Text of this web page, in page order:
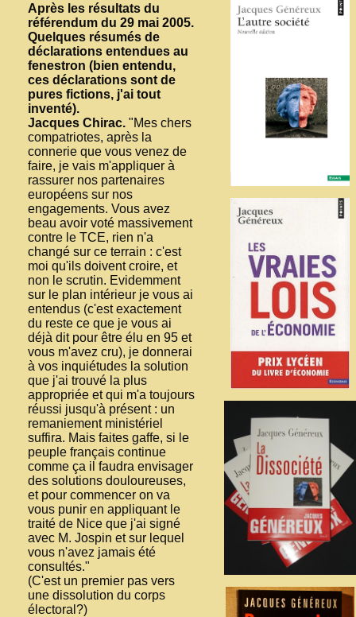
Après les résultats du
référendum du 29 mai 2005.
Quelques résumés de
déclarations entendues au
fenestron (bien entendu,
ces déclarations sont de
pures fictions, j'ai tout
inventé).
Jacques Chirac. "Mes chers
compatriotes, après la
connerie que vous venez de
faire, je vais m'appliquer à
rassurer nos partenaires
européens sur nos
engagements. Vous avez
beau avoir voté massivement
contre le TCE, rien n'a
changé sur ce terrain : c'est
moi qu'ils doivent croire, et
non le scrutin. Evidemment
sur le plan intérieur je vous ai
entendus (c'est exactement
du reste ce que je vous ai
déjà dit pour être élu en 95 et
vous m'avez cru), je donnerai
à vos inquiétudes la solution
que j'ai trouvé la plus
appropriée et qui m'a toujours
réussi jusqu'à présent : un
remaniement ministériel
suffira. Mais faites gaffe, si le
peuple français continue
comme ça il faudra envisager
des solutions douloureuses,
et pour commencer on va
vous punir en appliquant le
traité de Nice que j'ai signé
avec M. Jospin et sur lequel
vous n'avez jamais été
consultés."
(C'est un premier pas vers
une dissolution du corps
électoral?)